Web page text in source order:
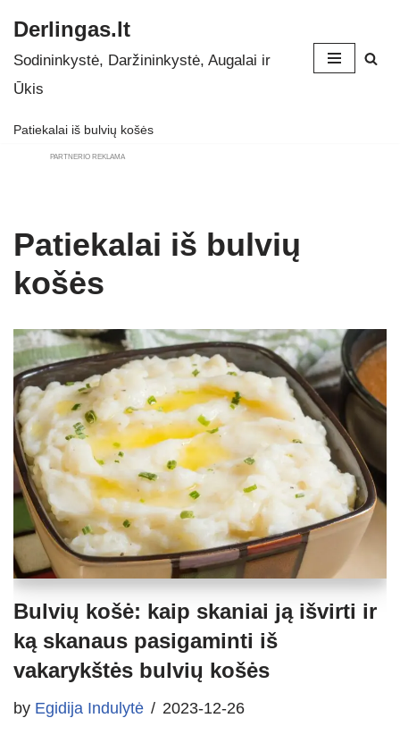
Skip
to
Derlingas.lt
Sodininkystė, Daržininkystė, Augalai ir
Ūkis
Patiekalai iš bulvių košės
PARTNERIO REKLAMA
Patiekalai iš bulvių
košės
Bulvių košė: kaip skaniai ją išvirti ir
ką skanaus pasigaminti iš
vakarykštės bulvių košės
by Egidija Indulytė 2023-12-26